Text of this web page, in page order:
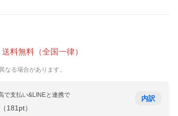
送料無料 （全国一律）
なる場合があります。
で支払い&LINEと連携で
（181 pt）
内訳